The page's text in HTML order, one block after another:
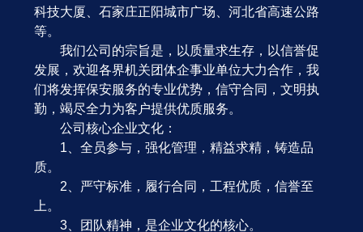
科技大厦、石家庄正阳城市广场、河北省高速公路
等。
我们公司的宗旨是，以质量求生存，以信誉促
发展，欢迎各界机关团体企事业单位大力合作，我
们将发挥保安服务的专业优势，信守合同，文明执
勤，竭尽全力为客户提供优质服务。
公司核心企业文化：
1、全员参与，强化管理，精益求精，铸造品
质。
2、严守标准，履行合同，工程优质，信誉至
上。
3、团队精神，是企业文化的核心。